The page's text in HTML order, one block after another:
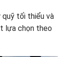
quỹ tối thiểu và
lựa chọn theo